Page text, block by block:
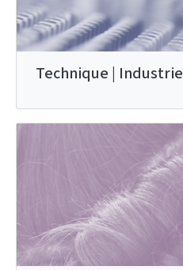
Technique | Industrie